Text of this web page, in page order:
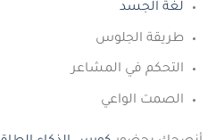
لغة الجسد
طريقة الجلوس
التحكم في المشاعر
الصمت الواعي